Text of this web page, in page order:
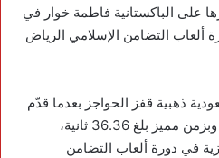
كغم، بعد فوزها على الباكستانية فاطمة خوار في
ربع النهائي، ضمن منافسات دورة ألعاب التضامن الإسلامي ‎الرياض
ذهبية قفز الحواجز بعدما قدّم
جولة حاسمة مثالية دون أخطاء وبزمن مميز بلغ 36.36 ثانية،
في دورة ألعاب التضامن